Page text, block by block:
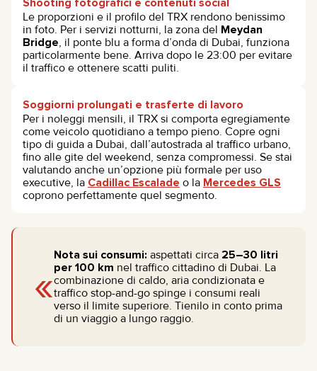
Le proporzioni e il profilo del TRX rendono benissimo
in foto. Per i servizi notturni, la zona del Meydan
Bridge, il ponte blu a forma d’onda di Dubai, funziona
particolarmente bene. Arriva dopo le 23:00 per evitare
il traffico e ottenere scatti puliti.
Soggiorni prolungati e trasferte di lavoro
Per i noleggi mensili, il TRX si comporta egregiamente
come veicolo quotidiano a tempo pieno. Copre ogni
tipo di guida a Dubai, dall’autostrada al traffico urbano,
fino alle gite del weekend, senza compromessi. Se stai
valutando anche un’opzione più formale per uso
executive, la Cadillac Escalade o la Mercedes GLS
coprono perfettamente quel segmento.
«
Nota sui consumi: aspettati circa 25–30 litri
per 100 km nel traffico cittadino di Dubai. La
combinazione di caldo, aria condizionata e
traffico stop-and-go spinge i consumi reali
verso il limite superiore. Tienilo in conto prima
di un viaggio a lungo raggio.